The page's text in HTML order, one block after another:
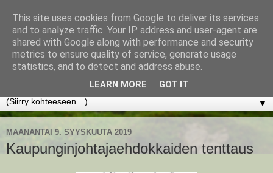
www.jyrkikokko.fi
Uusi Suunta - Jokainen hetki tarjoaa tilaisuuden muuttaa
▼
MAANANTAI 9. SYYSKUUTA 2019
Kaupunginjohtajaehdokkaiden tenttaus
This site uses cookies from Google to deliver its services
and to analyze traffic. Your IP address and user-agent are
shared with Google along with performance and security
metrics to ensure quality of service, generate usage
statistics, and to detect and address abuse.
LEARN MORE GOT IT